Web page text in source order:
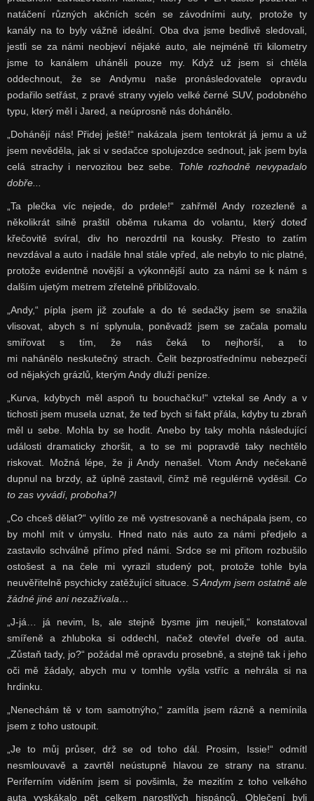
natáčení různých akčních scén se závodními auty, protože ty
kanály na to byly vážně ideální. Oba dva jsme bedlivě sledovali,
jestli se za námi neobjeví nějaké auto, ale nejméně tři kilometry
jsme to kanálem uháněli pouze my. Když už jsem si chtěla
oddechnout, že se Andymu naše pronásledovatele opravdu
podařilo setřást, z pravé strany vyjelo velké černé SUV, podobného
typu, který měl i Jared, a neúprosně nás dohánělo.
„Dohánějí nás! Přidej ještě!“ nakázala jsem tentokrát já jemu a už
jsem nevěděla, jak si v sedačce spolujezdce sednout, jak jsem byla
celá strachy i nervozitou bez sebe. Tohle rozhodně nevypadalo
dobře...
„Ta plečka víc nejede, do prdele!“ zahřměl Andy rozezleně a
několikrát silně praštil oběma rukama do volantu, který doteď
křečovitě svíral, div ho nerozdrtil na kousky. Přesto to zatím
nevzdával a auto i nadále hnal stále vpřed, ale nebylo to nic platné,
protože evidentně novější a výkonnější auto za námi se k nám s
dalším ujetým metrem zřetelně přibližovalo.
„Andy,“ pípla jsem již zoufale a do té sedačky jsem se snažila
vlisovat, abych s ní splynula, poněvadž jsem se začala pomalu
smiřovat s tím, že nás čeká to nejhorší, a to
mi nahánělo neskutečný strach. Čelit bezprostřednímu nebezpečí
od nějakých grázlů, kterým Andy dluží peníze.
„Kurva, kdybych měl aspoň tu bouchačku!“ vztekal se Andy a v
tichosti jsem musela uznat, že teď bych si fakt přála, kdyby tu zbraň
měl u sebe. Mohla by se hodit. Anebo by taky mohla následující
události dramaticky zhoršit, a to se mi popravdě taky nechtělo
riskovat. Možná lépe, že ji Andy nenašel. Vtom Andy nečekaně
dupnul na brzdy, až úplně zastavil, čímž mě regulérně vyděsil.Co
to zas vyvádí, proboha?!
„Co chceš dělat?“ vylítlo ze mě vystresovaně a nechápala jsem, co
by mohl mít v úmyslu. Hned nato nás auto za námi předjelo a
zastavilo schválně přímo před námi. Srdce se mi přitom rozbušilo
ostošest a na čele mi vyrazil studený pot, protože tohle byla
neuvěřitelně psychicky zatěžující situace. S Andym jsem ostatně ale
žádné jiné ani nezažívala…
„J-já… já nevim, Is, ale stejně bysme jim neujeli,“ konstatoval
smířeně a zhluboka si oddechl, načež otevřel dveře od auta.
„Zůstaň tady, jo?“ požádal mě opravdu prosebně, a stejně tak i jeho
oči mě žádaly, abych mu v tomhle vyšla vstříc a nehrála si na
hrdinku.
„Nenechám tě v tom samotnýho,“ zamítla jsem rázně a nemínila
jsem z toho ustoupit.
„Je to můj průser, drž se od toho dál. Prosim, Issie!“ odmítl
nesmlouvavě a zavrtěl neústupně hlavou ze strany na stranu.
Periferním viděním jsem si povšimla, že mezitím z toho velkého
auta vyskákalo pět celkem narostlých hispánců. Oblečení byli